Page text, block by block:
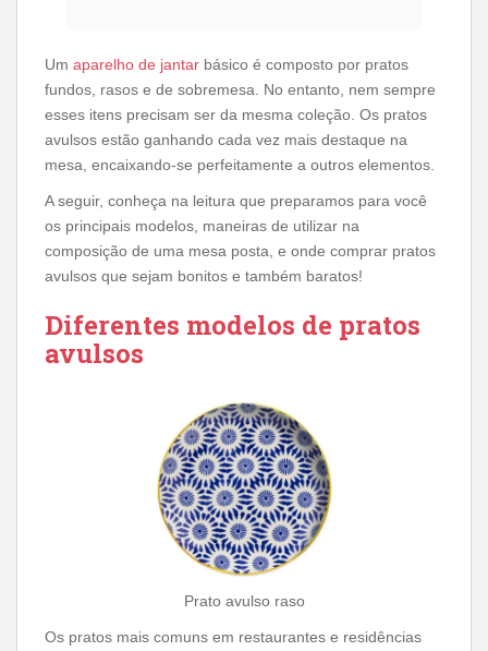
Um aparelho de jantar básico é composto por pratos
fundos, rasos e de sobremesa. No entanto, nem sempre
esses itens precisam ser da mesma coleção. Os pratos
avulsos estão ganhando cada vez mais destaque na
mesa, encaixando-se perfeitamente a outros elementos.
A seguir, conheça na leitura que preparamos para você
os principais modelos, maneiras de utilizar na
composição de uma mesa posta, e onde comprar pratos
avulsos que sejam bonitos e também baratos!
Diferentes modelos de pratos
avulsos
Prato avulso raso
Os pratos mais comuns em restaurantes e residências